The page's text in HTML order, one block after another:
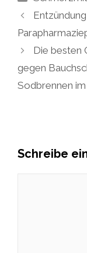
Die besten
gegen
Sodbrennen
Schreibe